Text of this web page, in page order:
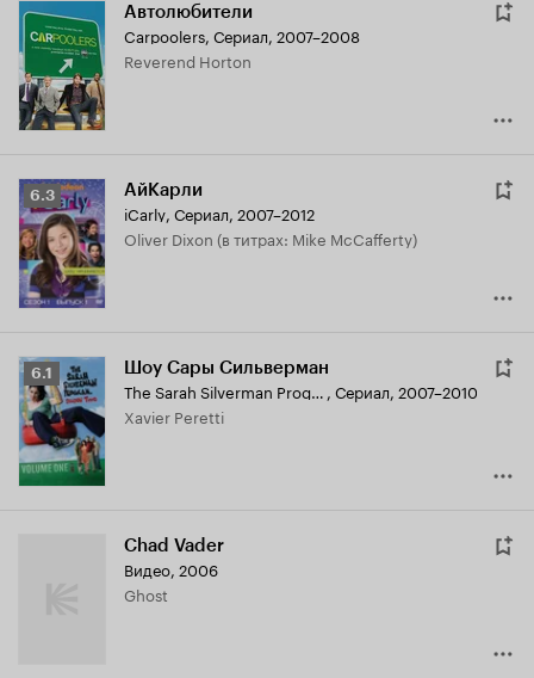
Автолюбители
Carpoolers, Сериал, 2007–2008
Reverend Horton
Рейтинг
Кинопоиска
6.3
6.3 АйКарли
iCarly, Сериал, 2007–2012
Oliver Dixon (в титрах: Mike McCafferty)
Рейтинг
Кинопоиска
6.1
6.1 Шоу Сары Сильверман
The Sarah Silverman Program. , Сериал, 2007–2010
Xavier Peretti
Chad Vader
Видео, 2006
Ghost